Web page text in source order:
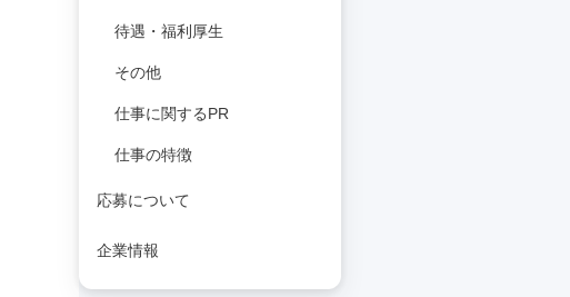
待遇・福利厚生
その他
仕事に関するPR
仕事の特徴
応募について
企業情報